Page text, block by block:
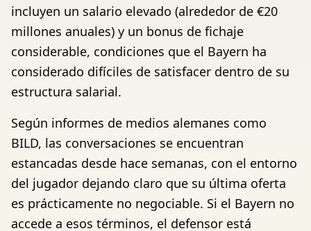
incluyen un salario elevado (alrededor de €20
millones anuales) y un bonus de fichaje
considerable, condiciones que el Bayern ha
considerado difíciles de satisfacer dentro de su
estructura salarial.
Según informes de medios alemanes como
BILD, las conversaciones se encuentran
estancadas desde hace semanas, con el entorno
del jugador dejando claro que su última oferta
es prácticamente no negociable. Si el Bayern no
accede a esos términos, el defensor está